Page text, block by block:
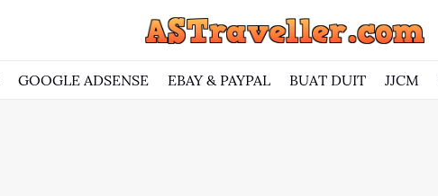
GOOGLE ADSENSE EBAY & PAYPAL BUAT DUIT JJCM